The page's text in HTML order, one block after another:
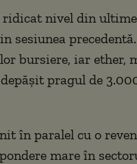
nivel din
sesiunea
bursiere, iar ether,
pragul de
în paralel cu o
mare în